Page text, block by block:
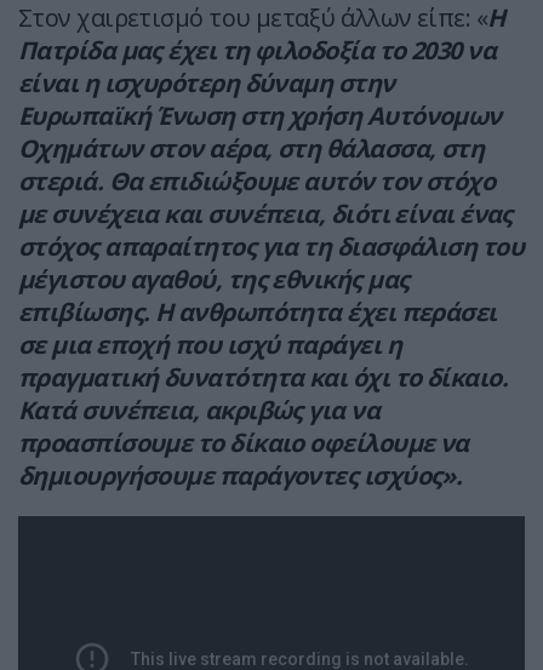
Στον χαιρετισμό του μεταξύ άλλων είπε: «Η
Πατρίδα μας έχει τη φιλοδοξία το 2030 να
είναι η ισχυρότερη δύναμη στην
Ευρωπαϊκή Ένωση στη χρήση Αυτόνομων
Οχημάτων στον αέρα, στη θάλασσα, στη
στεριά. Θα επιδιώξουμε αυτόν τον στόχο
με συνέχεια και συνέπεια, διότι είναι ένας
στόχος απαραίτητος για τη διασφάλιση του
μέγιστου αγαθού, της εθνικής μας
επιβίωσης. Η ανθρωπότητα έχει περάσει
σε μια εποχή που ισχύ παράγει η
πραγματική δυνατότητα και όχι το δίκαιο.
Κατά συνέπεια, ακριβώς για να
προασπίσουμε το δίκαιο οφείλουμε να
δημιουργήσουμε παράγοντες ισχύος».